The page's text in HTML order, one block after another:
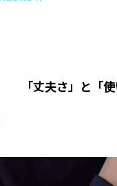
「丈夫さ」と「